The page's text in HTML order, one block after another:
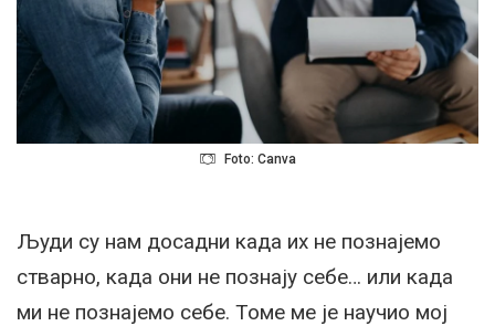
Foto: Canva
Људи су нам досадни када их не познајемо
стварно, када они не познају себе… или када
ми не познајемо себе. Томе ме је научио мој